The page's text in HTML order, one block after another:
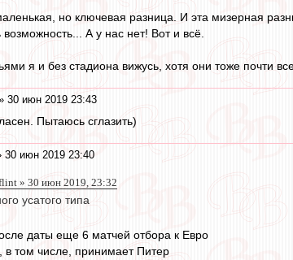
но ключевая разница. И эта мизерная
возможность... А у нас нет! Вот и всё.
я и без стадиона вижусь, хотя они тоже почти
30 июн 2019 23:43
Пытаюсь сглазить)
30 июн 2019 23:40
» 30 июн 2019, 23:32
усатого типа
даты еще 6 матчей отбора к Евро
в том числе, принимает Питер